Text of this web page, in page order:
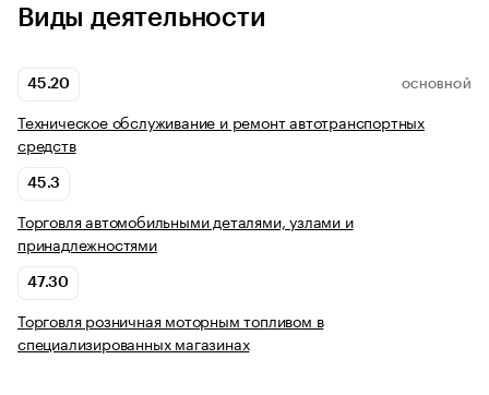
Виды деятельности
45.20 ОСНОВНОЙ
Техническое обслуживание и ремонт автотранспортных
средств
45.3
Торговля автомобильными деталями, узлами и
принадлежностями
47.30
Торговля розничная моторным топливом в
специализированных магазинах